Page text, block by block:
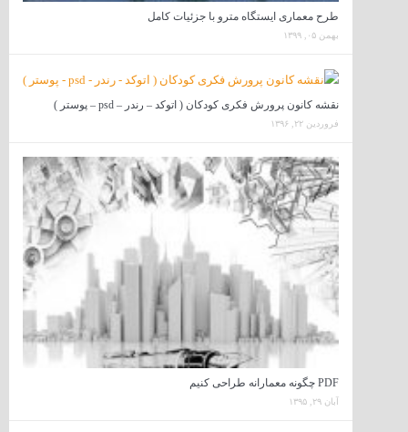
طرح معماری ایستگاه مترو با جزئیات کامل
بهمن ۰۵, ۱۳۹۹
نقشه کانون پرورش فکری کودکان ( اتوکد – رندر – psd – پوستر )
فروردین ۲۲, ۱۳۹۶
PDF چگونه معمارانه طراحی کنیم
آبان ۲۹, ۱۳۹۵